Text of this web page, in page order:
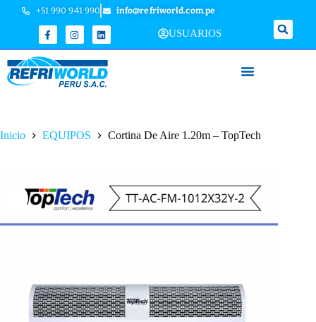
+51 990 941 990 info@refriworld.com.pe
USUARIOS
Inicio EQUIPOS Cortina De Aire 1.20m – TopTech